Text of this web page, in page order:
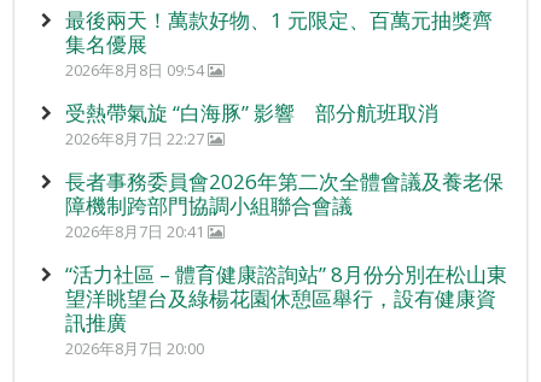
最後兩天！萬款好物、1 元限定、百萬元抽獎齊
集名優展
2026年8月8日 09:54
受熱帶氣旋 “白海豚” 影響 部分航班取消
2026年8月7日 22:27
長者事務委員會2026年第二次全體會議及養老保
障機制跨部門協調小組聯合會議
2026年8月7日 20:41
“活力社區 – 體育健康諮詢站” 8月份分別在松山東
望洋眺望台及綠楊花園休憩區舉行，設有健康資
訊推廣
2026年8月7日 20:00